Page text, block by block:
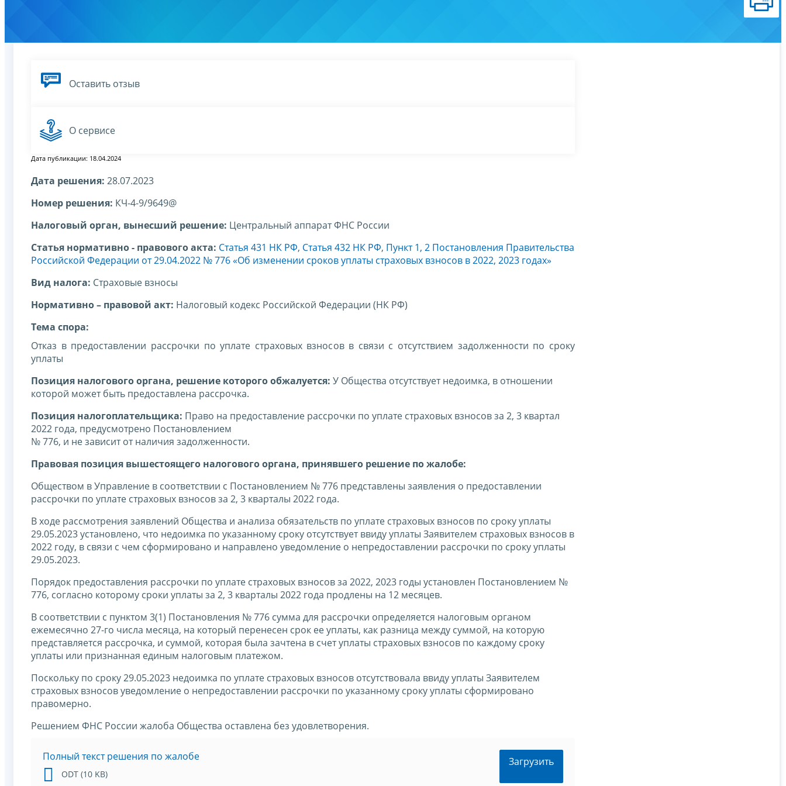
Оставить отзыв
О сервисе
Дата публикации: 18.04.2024
Дата решения: 28.07.2023
Номер решения: КЧ-4-9/9649@
Налоговый орган, вынесший решение: Центральный аппарат ФНС России
Статья нормативно - правового акта: Статья 431 НК РФ, Статья 432 НК РФ, Пункт 1, 2 Постановления Правительства
Российской Федерации от 29.04.2022 № 776 «Об изменении сроков уплаты страховых взносов в 2022, 2023 годах»
Вид налога: Страховые взносы
Нормативно – правовой акт: Налоговый кодекс Российской Федерации (НК РФ)
Тема спора:
Отказ в предоставлении рассрочки по уплате страховых взносов в связи с отсутствием задолженности по сроку
уплаты
Позиция налогового органа, решение которого обжалуется: У Общества отсутствует недоимка, в отношении
которой может быть предоставлена рассрочка.
Позиция налогоплательщика: Право на предоставление рассрочки по уплате страховых взносов за 2, 3 квартал
2022 года, предусмотрено Постановлением
№ 776, и не зависит от наличия задолженности.
Правовая позиция вышестоящего налогового органа, принявшего решение по жалобе:
Обществом в Управление в соответствии с Постановлением № 776 представлены заявления о предоставлении
рассрочки по уплате страховых взносов за 2, 3 кварталы 2022 года.
В ходе рассмотрения заявлений Общества и анализа обязательств по уплате страховых взносов по сроку уплаты
29.05.2023 установлено, что недоимка по указанному сроку отсутствует ввиду уплаты Заявителем страховых взносов в
2022 году, в связи с чем сформировано и направлено уведомление о непредоставлении рассрочки по сроку уплаты
29.05.2023.
Порядок предоставления рассрочки по уплате страховых взносов за 2022, 2023 годы установлен Постановлением №
776, согласно которому сроки уплаты за 2, 3 кварталы 2022 года продлены на 12 месяцев.
В соответствии с пунктом 3(1) Постановления № 776 сумма для рассрочки определяется налоговым органом
ежемесячно 27-го числа месяца, на который перенесен срок ее уплаты, как разница между суммой, на которую
представляется рассрочка, и суммой, которая была зачтена в счет уплаты страховых взносов по каждому сроку
уплаты или признанная единым налоговым платежом.
Поскольку по сроку 29.05.2023 недоимка по уплате страховых взносов отсутствовала ввиду уплаты Заявителем
страховых взносов уведомление о непредоставлении рассрочки по указанному сроку уплаты сформировано
правомерно.
Решением ФНС России жалоба Общества оставлена без удовлетворения.
Полный текст решения по жалобе
ODT (10 KB)
Загрузить